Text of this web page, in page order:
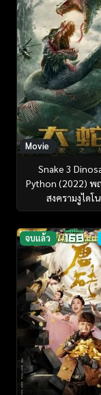
Movie
Snake 3
Python (2022) พ
สงครามงูไดโน
จบแล้ว